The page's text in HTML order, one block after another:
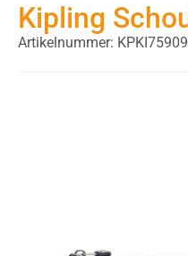
Kipling
Artikelnummer: